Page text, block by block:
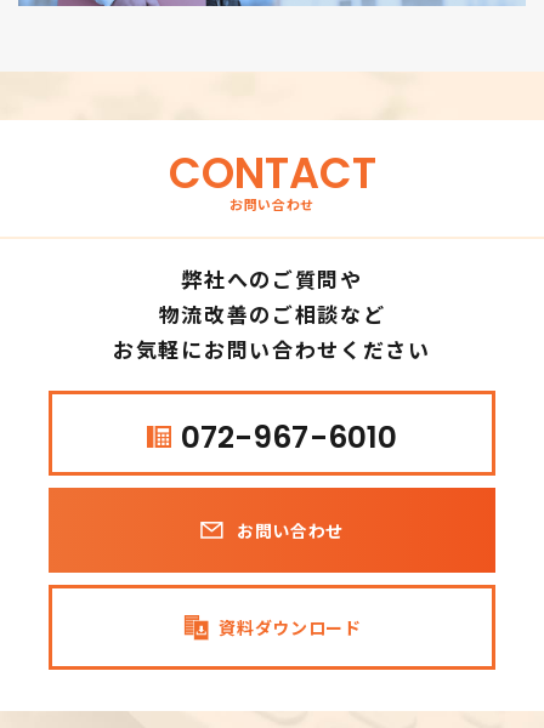
CONTACT
お問い合わせ
弊社へのご質問や
物流改善のご相談など
お気軽にお問い合わせください
072-967-6010
お問い合わせ
資料ダウンロード